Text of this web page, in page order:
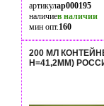
артикулap000195
наличиев наличии
мин опт.160
200 МЛ
H=41,2ММ)